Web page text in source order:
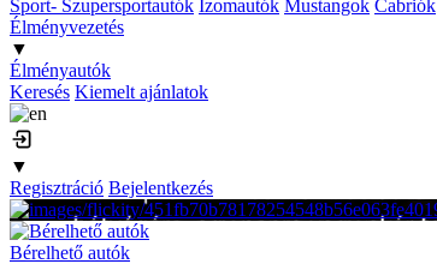
Sport- Szupersportautók Izomautók Mustangok Cabriók
Élményvezetés
▼
Élményautók
Keresés Kiemelt ajánlatok
▼
Regisztráció Bejelentkezés
Bérelhető autók